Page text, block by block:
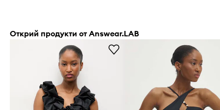
Открий продукти от Answear.LAB